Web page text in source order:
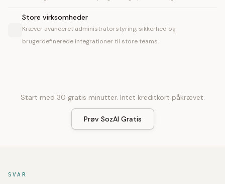
Store virksomheder
Kræver avanceret administratorstyring, sikkerhed og
brugerdefinerede integrationer til store teams.
Start med 30 gratis minutter. Intet kreditkort påkrævet.
Prøv SozAI Gratis
SVAR